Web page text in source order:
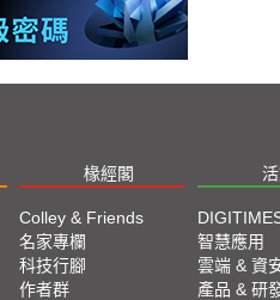
椽經閣
Colley & Friends
名家專欄
科技行腳
作者群
智慧應用
雲端 & 資
產品 & 研